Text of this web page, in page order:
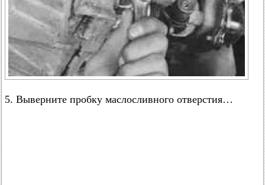
5. Выверните пробку маслосливного отверстия…